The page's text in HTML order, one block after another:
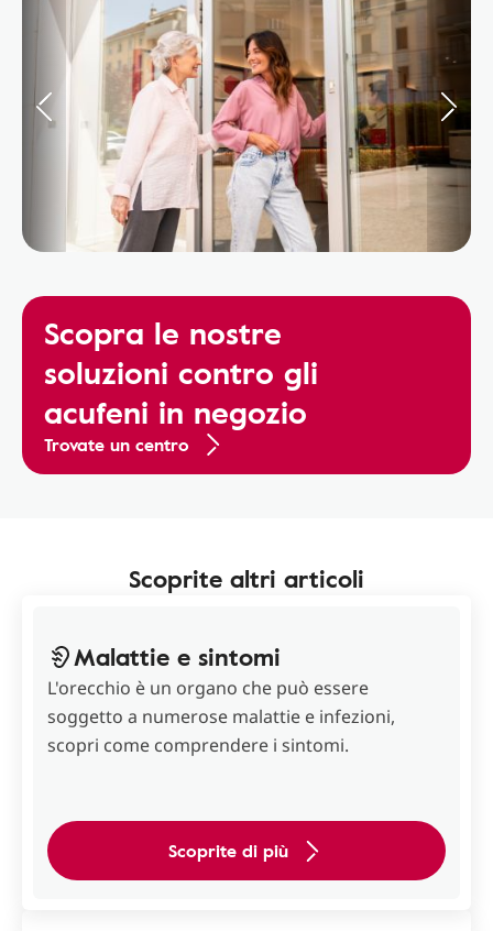
Scopra le nostre
soluzioni contro gli
acufeni in negozio
Trovate un centro
Scoprite altri articoli
Malattie e sintomi
L'orecchio è un organo che può essere
soggetto a numerose malattie e infezioni,
scopri come comprendere i sintomi.
Scoprite di più